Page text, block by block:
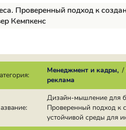
Проверенный подход к
Кемпкенс
Менеджмент и кадры /
реклама
Дизайн-мышление для
Проверенный подход к
устойчивой среды для